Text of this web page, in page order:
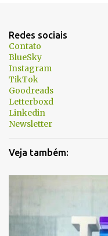
á
r
i
o
s
Redes sociais
Contato
BlueSky
Instagram
TikTok
Goodreads
Letterboxd
Linkedin
Newsletter
Veja também: